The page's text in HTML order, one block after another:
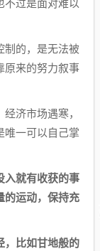
不过是面对难以
制的，是无法被
原来的努力叙事
济市场遇寒，
唯一可以自己掌
入就有收获的事
的运动，保持充
，比如甘地般的